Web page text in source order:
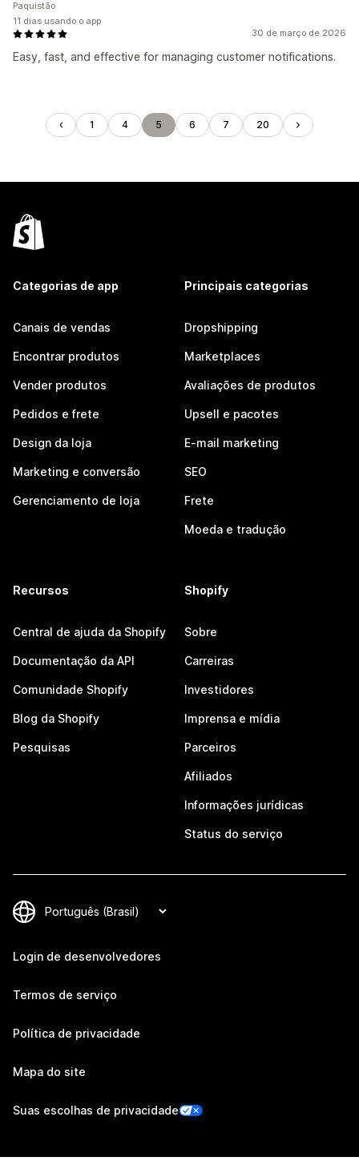
30 de março de 2026
Easy, fast, and effective for managing customer notifications.
Paquistão
11 dias usando o app
1 4 5 6 7 20
Categorias de app
Canais de vendas
Encontrar produtos
Vender produtos
Pedidos e frete
Design da loja
Marketing e conversão
Gerenciamento de loja
Principais categorias
Dropshipping
Marketplaces
Avaliações de produtos
Upsell e pacotes
E-mail marketing
SEO
Frete
Moeda e tradução
Recursos
Central de ajuda da Shopify
Documentação da API
Comunidade Shopify
Blog da Shopify
Pesquisas
Shopify
Sobre
Carreiras
Investidores
Imprensa e mídia
Parceiros
Afiliados
Informações jurídicas
Status do serviço
Login de desenvolvedores
Termos de serviço
Política de privacidade
Mapa do site
Suas escolhas de privacidade